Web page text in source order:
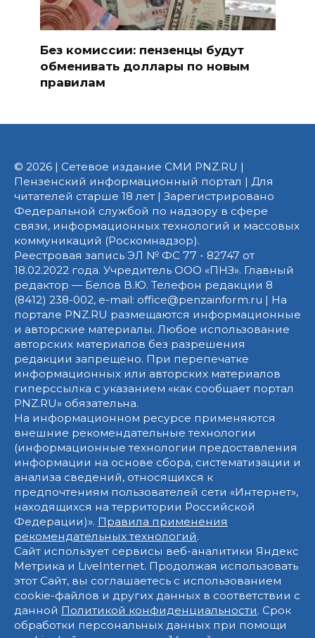
Без комиссии: пензенцы будут
обменивать доллары по новым
правилам
© 2026 | Сетевое издание СМИ PNZ.RU |
Пензенский информационный портал | Для
читателей старше 18 лет | Зарегистрировано
Федеральной службой по надзору в сфере
связи, информационных технологий и массовых
коммуникаций (Роскомнадзор).
Реестровая запись ЭЛ № ФС 77 - 82747 от
18.02.2022 года. Учредитель ООО «ПНЗ». Главный
редактор — Белов В.Ю. Телефон редакции 8
(8412) 238-002, e-mail: office@penzainform.ru | На
портале PNZ.RU размещаются информационные
и авторские материалы. Любое использование
авторских материалов без разрешения
редакции запрещено. При перепечатке
информационных или авторских материалов
гиперссылка с указанием «как сообщает портал
PNZ.RU» обязательна.
На информационном ресурсе применяются
внешние рекомендательные технологии
(информационные технологии предоставления
информации на основе сбора, систематизации и
анализа сведений, относящихся к
предпочтениям пользователей сети «Интернет»,
находящихся на территории Российской
Федерации)». Правила применения
рекомендательных технологий.
Сайт использует сервисы веб-аналитики Яндекс
Метрика и LiveInternet. Продолжая использовать
этот Сайт, вы соглашаетесь с использованием
cookie-файлов и других данных в соответствии с
данной Политикой конфиденциальности. Срок
обработки персональных данных при помощи